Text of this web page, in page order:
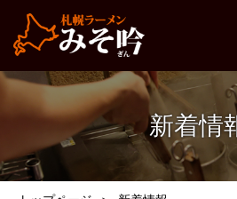
新着情